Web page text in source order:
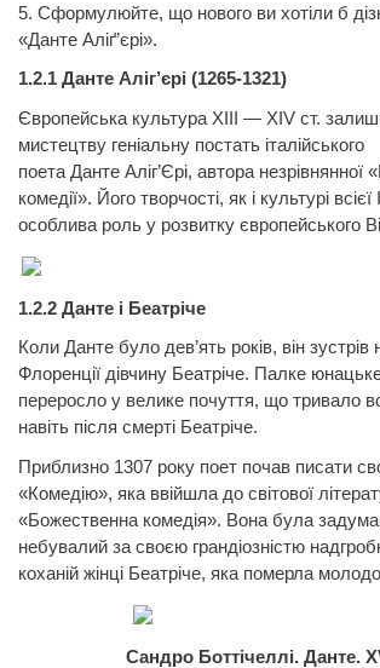
5. Сформулюйте, що нового ви хотіли б
«Данте Аліґ’єрі».
1.2.1 Данте Аліг’єрі (1265-1321)
Європейська культура ХІІІ — XIV ст.
мистецтву геніальну постать італійського
поета Данте Аліг’Єрі, автора незрівнянної
комедії». Його творчості, як і культурі
особлива роль у розвитку європейського
1.2.2 Данте і Беатріче
Коли Данте було дев’ять років, він зустрів
Флоренції дівчину Беатріче. Палке
переросло у велике почуття, що тривало
навіть після смерті Беатріче.
Приблизно 1307 року поет почав писати
«Комедію», яка ввійшла до світової
«Божественна комедія». Вона була
небувалий за своєю грандіозністю
коханій жінці Беатріче, яка померла
Сандро Боттічеллі. Данте.